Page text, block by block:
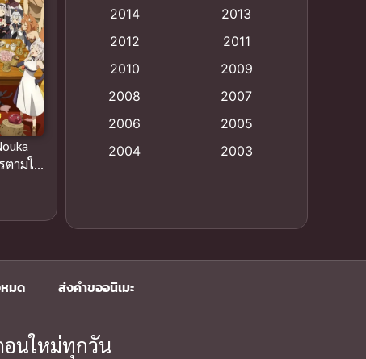
ตามใจ
ซับ
Animation แอนิเมชัน (19)
anime(9)
Big tits (นมใหญ่)
Bitch (ผู้หญิงร่าน)
Blood(1)
Comedy (ตลก)
2014
2013
2012
2011
2010
2009
2008
2007
2006
2005
2004
2003
1998
1997
1996
1992
1991
มด ส่งคำขออนิเมะ
อนใหม่ทุกวัน